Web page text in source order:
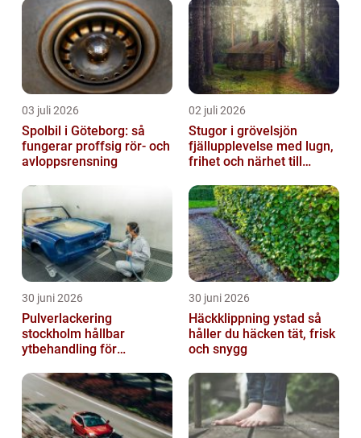
03 juli 2026
Spolbil i Göteborg: så
fungerar proffsig rör- och
avloppsrensning
02 juli 2026
Stugor i grövelsjön
fjällupplevelse med lugn,
frihet och närhet till
30 juni 2026
Pulverlackering
stockholm hållbar
ytbehandling för
30 juni 2026
Häckklippning ystad så
håller du häcken tät, frisk
och snygg